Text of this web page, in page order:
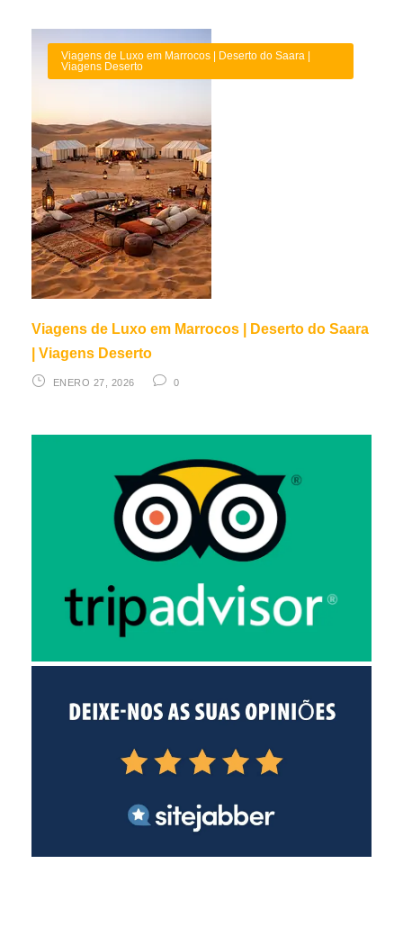
Viagens de Luxo em Marrocos | Deserto do Saara |
Viagens Deserto
Viagens de Luxo em Marrocos | Deserto do Saara
| Viagens Deserto
ENERO 27, 2026 0